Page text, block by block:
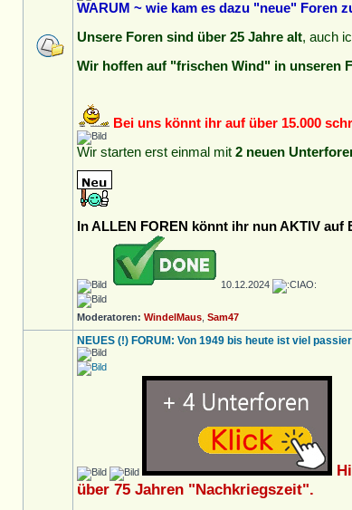
WARUM ~ wie kam es dazu "neue" Foren
Unsere Foren sind über 25 Jahre alt, auch
Wir hoffen auf "frischen Wind" in unseren
Bei uns könnt ihr auf über 15.000
Wir starten erst einmal mit 2 neuen
In ALLEN FOREN könnt ihr nun AKTIV
10.12.2024
Moderatoren: WindelMaus Sam47
NEUES (!) FORUM: Von 1949 bis heute ist viel
über 75 Jahren "Nachkriegszeit".